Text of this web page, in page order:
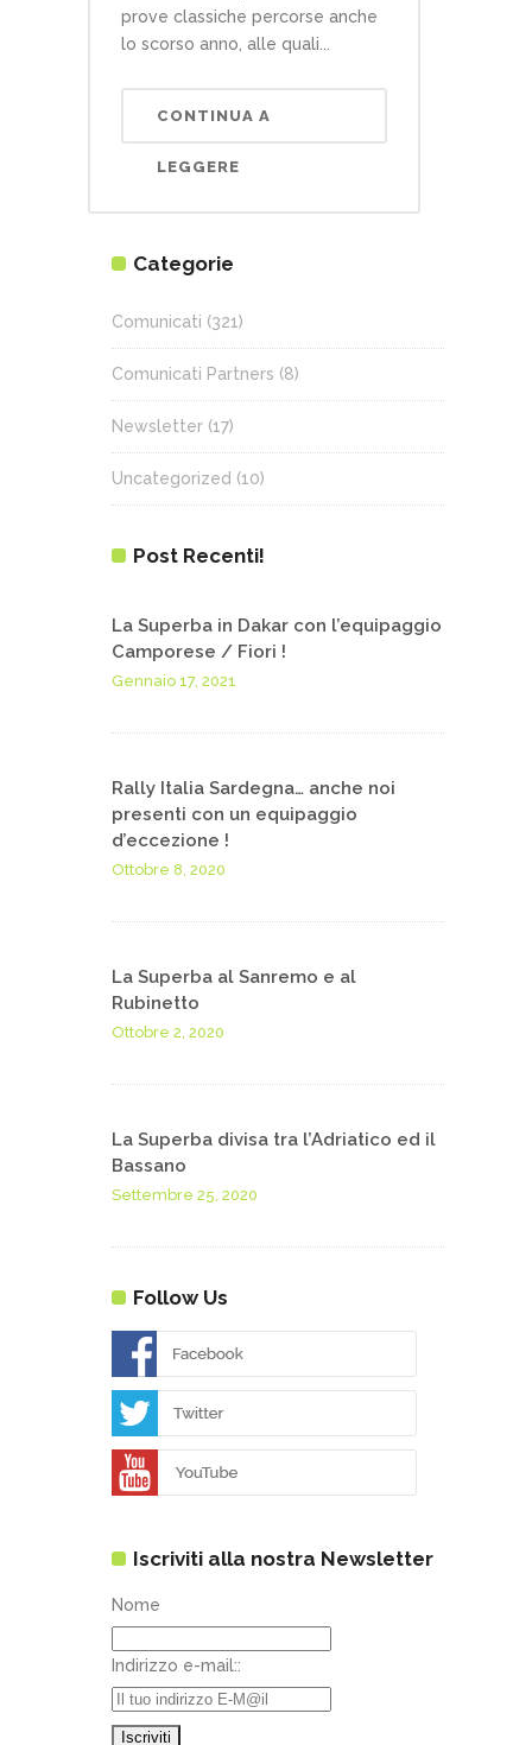
prove classiche percorse anche
lo scorso anno, alle quali...
CONTINUA A
LEGGERE
Categorie
Comunicati (321)
Comunicati Partners (8)
Newsletter (17)
Uncategorized (10)
Post Recenti!
La Superba in Dakar con l’equipaggio
Camporese / Fiori !
Gennaio 17, 2021
Rally Italia Sardegna… anche noi
presenti con un equipaggio
d’eccezione !
Ottobre 8, 2020
La Superba al Sanremo e al
Rubinetto
Ottobre 2, 2020
La Superba divisa tra l’Adriatico ed il
Bassano
Settembre 25, 2020
Follow Us
Iscriviti alla nostra Newsletter
Nome
Indirizzo e-mail::